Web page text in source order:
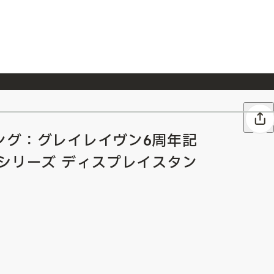
7/23 『ONE PIECE magazine 021 ONE PIECEカード付き同梱版』発売延期のご案内
グ：グレイレイヴン6周年記
リーズ ディスプレイスタン